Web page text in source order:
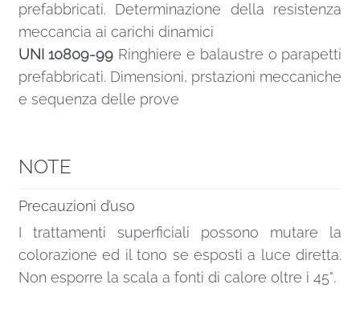
prefabbricati. Determinazione della resistenza
meccancia ai carichi dinamici
UNI 10809-99 Ringhiere e balaustre o parapetti
prefabbricati. Dimensioni, prstazioni meccaniche
e sequenza delle prove
NOTE
Precauzioni d’uso
I trattamenti superficiali possono mutare la
colorazione ed il tono se esposti a luce diretta.
Non esporre la scala a fonti di calore oltre i 45°.